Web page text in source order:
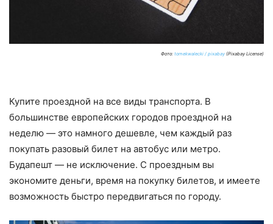
Фото: tomekwalecki / pixabay (Pixabay License)
Купите проездной на все виды транспорта. В
большинстве европейских городов проездной на
неделю — это намного дешевле, чем каждый раз
покупать разовый билет на автобус или метро.
Будапешт — не исключение. С проездным вы
экономите деньги, время на покупку билетов, и имеете
возможность быстро передвигаться по городу.